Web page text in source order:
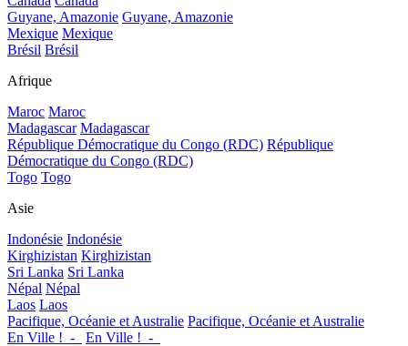
Guyane, Amazonie Guyane, Amazonie
Mexique Mexique
Brésil Brésil
Afrique
Maroc Maroc
Madagascar Madagascar
République Démocratique du Congo (RDC) République
Démocratique du Congo (RDC)
Togo Togo
Asie
Indonésie Indonésie
Kirghizistan Kirghizistan
Sri Lanka Sri Lanka
Népal Népal
Laos Laos
Pacifique, Océanie et Australie Pacifique, Océanie et Australie
En Ville !_-_
En Ville !_-_